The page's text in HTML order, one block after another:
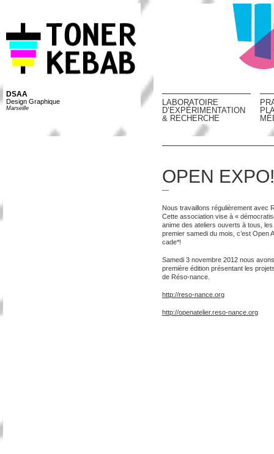
DSAA
Design Graphique
Marseille
LABORATOIRE
D’EXPÉRIMENTATION
& RECHERCHE
OPEN EXPO!
—
Nous travaillons régulièrement avec
Cette association vise à «
anime des ateliers ouverts à tous,
premier samedi du mois, c’est Open
cade*!
Samedi 3 novembre 2012 nous
première édition présentant les
de Réso-nance.
http://reso-nance.org
http://openatelier.reso-nance.org